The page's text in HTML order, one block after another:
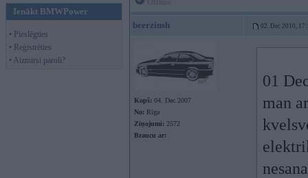
Ienākt BMWPower
• Pieslēgties
• Reģistrēties
• Aizmirsi paroli?
beerzinsh 02. Dec 2010,
Kopš: 04. Dec 2007
No: Rīga
Ziņojumi: 2572
Braucu ar:
01
man